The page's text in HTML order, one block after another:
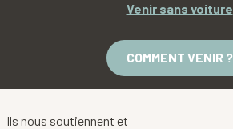
Venir sans voiture
COMMENT VENIR ?
Ils nous soutiennent et